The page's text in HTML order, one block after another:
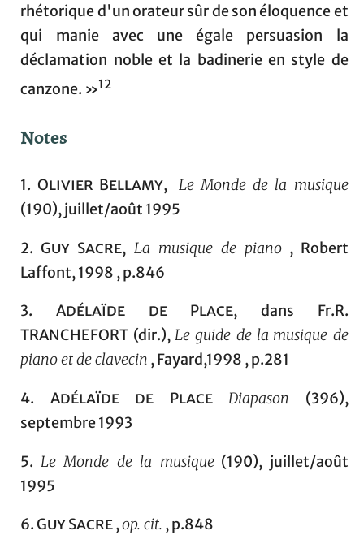
rhétorique d'un orateur sûr de son éloquence et
qui manie avec une égale persuasion la
déclamation noble et la badinerie en style de
canzone. »12
Notes
1. Olivier Bellamy, Le Monde de la musique
(190), juillet/août 1995
2.Guy Sacre, La musique de piano, Robert
Laffont, 1998 , p.846
3.Adélaïde de Place, dans Fr.R.
TRANCHEFORT (dir.),Le guide de la musique de
piano et de clavecin , Fayard,1998 , p.281
4. Adélaïde de Place Diapason (396),
septembre 1993
5. Le Monde de la musique(190), juillet/août
1995
6.Guy Sacre,op. cit. , p.848